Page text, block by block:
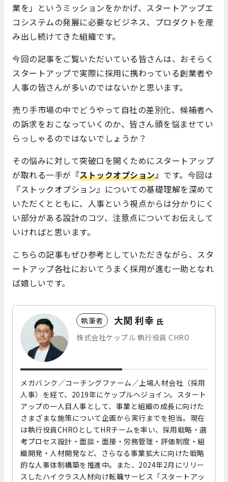
業を」というミッションをかかげ、スタートアップエ
コシステムの発展に必要なビジネス、プロダクトを産
み出し続けてきた組織です。
今回の記事をご覧いただいている皆さんは、おそらく
スタートアップで実際に採用に携わっている創業者や
人事の皆さんが多いのではないかと思います。
売り手市場の中でどうやって自社の差別化、候補者へ
の訴求をおこなっていくのか、皆さん頭を悩ませてい
らっしゃるのではないでしょうか？
その悩みに対して突破口を開くためにスタートアップ
が取れる一手が 『ストックオプション』 です。今回は
『ストックオプション』についての基礎理解を深めて
いただくとともに、人事という視点からは分かりにく
い部分がある設計のコツ、注意点についてお伝えして
いければと思います。
こちらの記事もぜひ参考としていただきながら、スタ
ートアップ各社においてうまく採用が進む一助となれ
ば嬉しいです。
執筆者 大関 利幸 氏
株式会社ケップル 執行役員 CHRO
メガバンク／コーチングファーム／上場人材会社（採用
人事）を経て、2019年にケップルへジョイン。スタート
アップの一人目人事として、事業と組織の成長に向けた
さまざまな施策について企画から実行までを担当。現在
は執行役員CHROとしてHRチームを率い、採用戦略・選
考プロセス設計・面談・面接・労務管理・評価制度・組
織開発・人材開発など、さらなる事業拡大に向けた戦略
的な人事体制構築を推進中。また、2024年2月にリリー
スしたハイクラス人材向け転職サービス「スタートアッ